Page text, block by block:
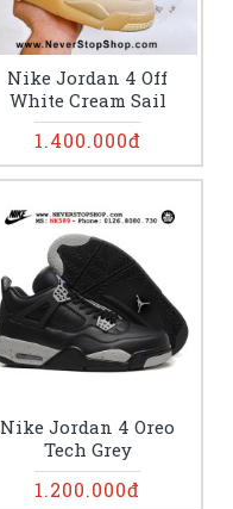
Nike Jordan 4 Off
White Cream Sail
1.400.000đ
Nike Jordan 4 Oreo
Tech Grey
1.200.000đ